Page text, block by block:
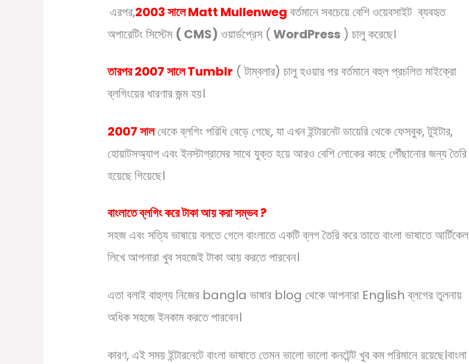
এরপর,2003সালে Matt Mullenweg বর্তমানে সবচেয়ে বেশি ওয়েবসাইট ব্যবহৃত
অপারেটিং সিস্টেম ( CMS) ওয়ার্ডপ্রেস (WordPress) চালু করেছে।
তারপর2007সালেTumblr ( টাম্বলার) চালু হওয়ার পর বর্তমানে বহুল প্রচলিত মাইক্রো
ব্লগিংয়ের ধারণার জন্ম হয়।
2007সালথেকে ব্লগিং পরিধি বেড়ে গেছে, যা এখন ইন্টারনেট ডায়েরি থেকে ফেসবুক, টুইটার,
হোয়াটসঅ্যাপ এবং ইনস্টাগ্রামের সাথে যুক্ত হয়ে আরও বেশি লোকের কাছে পৌঁছানোর জন্য তৈরি
হয়েছে গিয়েছে।
বাংলাতে ব্লগিং করে টাকা আয় করা সম্ভব ?
সহজ এবং সত্যি ভাষায়ে বলতে গেলে বাংলাতে একটি ব্লগ তৈরি করে তাতে বাংলা ভাষাতে আর্টিকেল
লিখে আপনারা খুব সহজেই টাকা আয় করতে পারবেন।
এতা বলাই বাহুল্য নিজের bangla ভাষার blog থেকে আপনারা English ব্লগের তুলনায়
অধিক সহজে ইনকাম করতে পারবেন।
কারণ, এই সময় ইন্টারনেটে বাংলা ভাষাতে তেমন ভালো ভালো কনটেন্ট খুব কম পরিমানে রয়েছে।বাংলা